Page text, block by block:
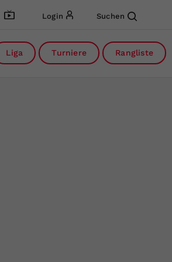
Login Suchen
Liga Turniere Rangliste